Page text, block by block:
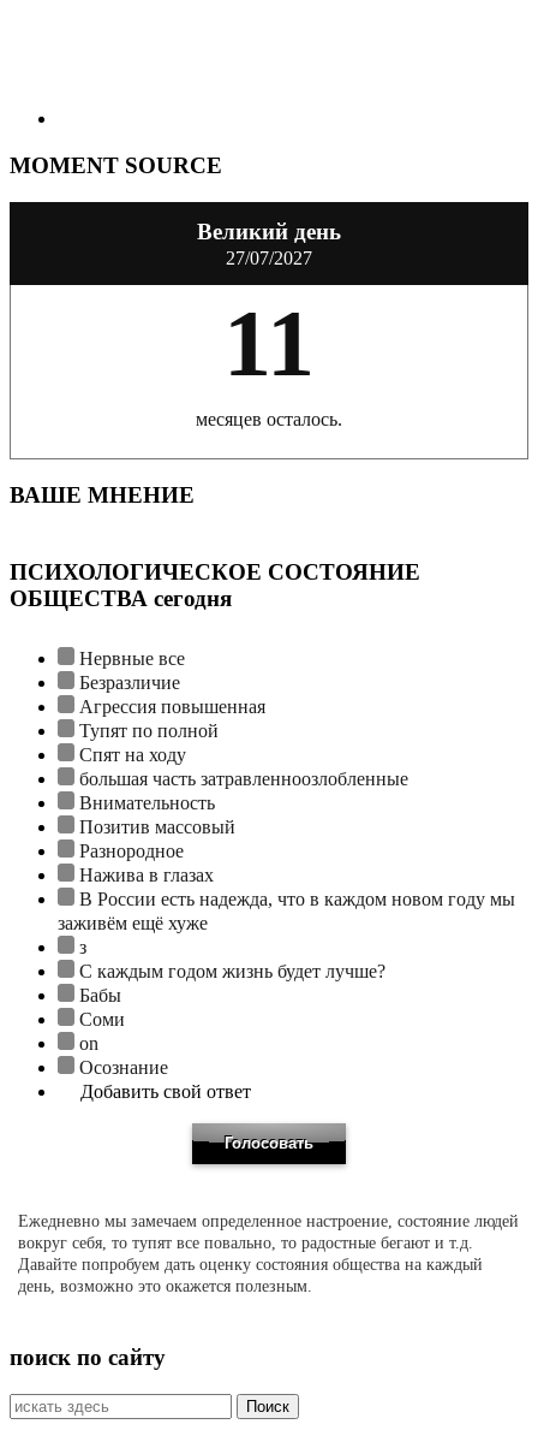
MOMENT SOURCE
Великий день
27/07/2027
11
месяцев осталось.
ВАШЕ МНЕНИЕ
ПСИХОЛОГИЧЕСКОЕ СОСТОЯНИЕ
ОБЩЕСТВА сегодня
Нервные все
Безразличие
Агрессия повышенная
Тупят по полной
Спят на ходу
большая часть затравленноозлобленные
Внимательность
Позитив массовый
Разнородное
Нажива в глазах
В России есть надежда, что в каждом новом году мы
заживём ещё хуже
з
С каждым годом жизнь будет лучше?
Бабы
Соми
on
Осознание
Добавить свой ответ
Ежедневно мы замечаем определенное настроение, состояние людей
вокруг себя, то тупят все повально, то радостные бегают и т.д.
Давайте попробуем дать оценку состояния общества на каждый
день, возможно это окажется полезным.
поиск по сайту
Искать: